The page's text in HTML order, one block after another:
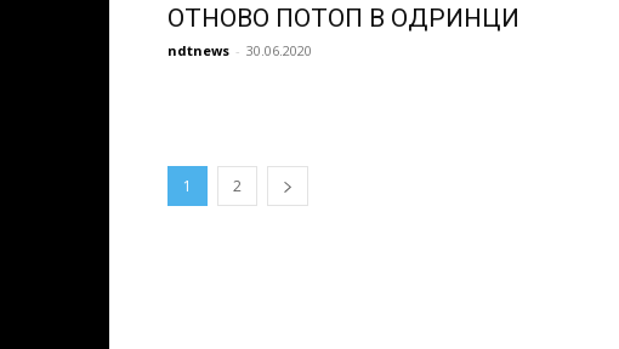
ОТНОВО ПОТОП В ОДРИНЦИ
ndtnews - 30.06.2020
1 2